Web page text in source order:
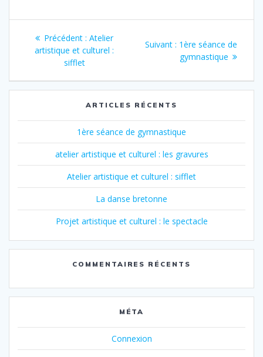
b
o
o
d
o
n
l g
er
Navigation
l’article
Précédent : Article
précédent
Atelier
artistique et culturel :
sifflet
Suivant : Article
suivant
1ère séance de
gymnastique
ARTICLES RÉCENTS
1ère séance de gymnastique
atelier artistique et culturel : les gravures
Atelier artistique et culturel : sifflet
La danse bretonne
Projet artistique et culturel : le spectacle
COMMENTAIRES RÉCENTS
MÉTA
Connexion